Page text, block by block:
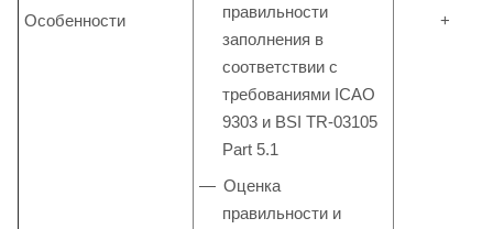
Особенности
правильности
заполнения в
соответствии с
требованиями ICAO
9303 и BSI TR-03105
Part 5.1
Оценка
правильности и
+